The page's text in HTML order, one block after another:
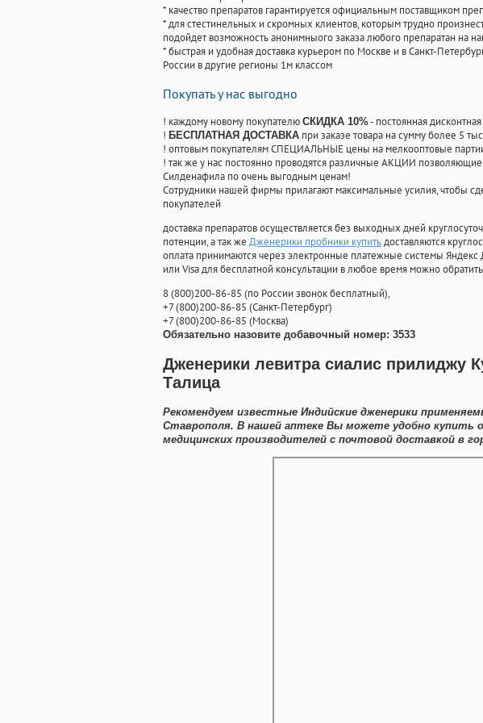
* качество препаратов гарантируется официальным поставщиком
* для стестинельных и скромных клиентов, которым трудно
подойдет возможность анонимныого заказа любого препаратан на
* быстрая и удобная доставка курьером по Москве и в Санкт-
России в другие регионы 1м классом
Покупать у нас выгодно
! каждому новому покупателю СКИДКА 10%- постоянная
! БЕСПЛАТНАЯ ДОСТАВКА при заказе товара на сумму более 5
! оптовым покупателям СПЕЦИАЛЬНЫЕ цены на мелкооптовые
! так же у нас постоянно проводятся различные АКЦИИ
Силденафила по очень выгодным ценам!
Cотрудники нашей фирмы прилагают максимальные усилия, чтобы
покупателей
доставка препаратов осуществляется без выходных дней
потенции, а так же Дженерики пробники купитьдоставляются
оплата принимаются через электронные платежные системы Яндекс
или Visa для бесплатной консультации в любое время можно
8(800)200-86-85 (по России звонок бесплатный),
+7(800)200-86-85 (Санкт-Петербург)
+7(800)200-86-85 (Москва)
Обязательно назовите добавочный номер: 3533
Дженерики левитра сиалис прилиджу
Талица
Рекомендуем известные Индийские дженерики
Ставрополя. В нашей аптеке Вы можете удобно купить
медицинских производителей с почтовой доставкой в